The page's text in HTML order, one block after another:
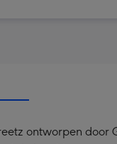
ontworpen